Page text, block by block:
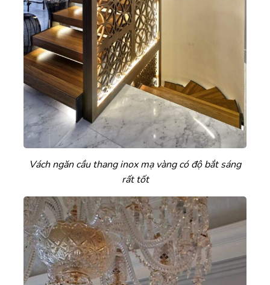
Vách ngăn cầu thang inox mạ vàng có độ bắt sáng
rất tốt